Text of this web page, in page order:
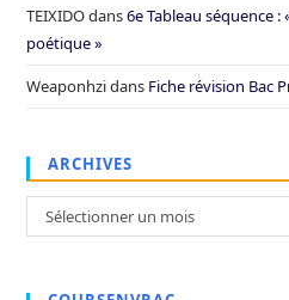
TEIXIDOdans6e Tableau séquence
poétique »
Weaponhzidans Fiche révision Bac
ARCHIVES
Archives
Sélectionner un mois